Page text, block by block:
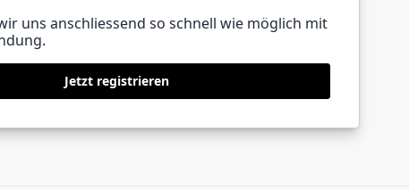
uns anschliessend so schnell wie möglich mit
Jetzt registrieren